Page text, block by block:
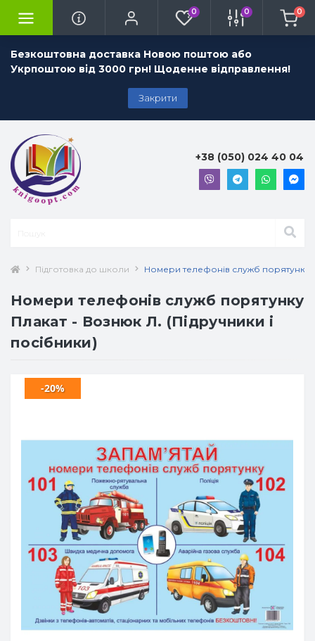
Безкоштовна доставка Новою поштою або
Укрпоштою від 3000 грн! Щоденне відправлення!
Закрити
0 0 0
+38 (050) 024 40 04
Підготовка до школи Номери телефонів служб порятунку
Номери телефонів служб порятунку
Плакат - Вознюк Л. (Підручники і
посібники)
-20%